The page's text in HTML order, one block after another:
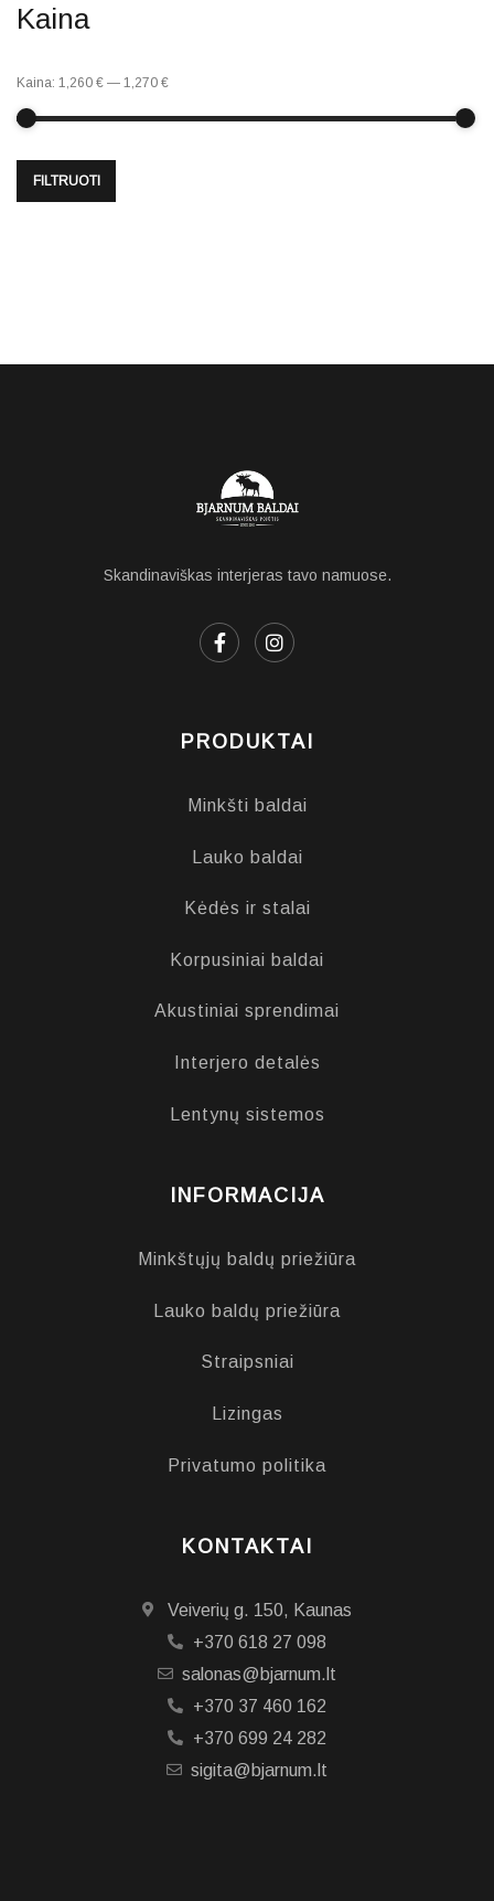
Kaina
FILTRUOTI
Kaina: 1,260 € — 1,270 €
Skandinaviškas interjeras tavo namuose.
PRODUKTAI
Minkšti baldai
Lauko baldai
Kėdės ir stalai
Korpusiniai baldai
Akustiniai sprendimai
Interjero detalės
Lentynų sistemos
INFORMACIJA
Minkštųjų baldų priežiūra
Lauko baldų priežiūra
Straipsniai
Lizingas
Privatumo politika
KONTAKTAI
Veiverių g. 150, Kaunas
+370 618 27 098
salonas@bjarnum.lt
+370 37 460 162
+370 699 24 282
sigita@bjarnum.lt